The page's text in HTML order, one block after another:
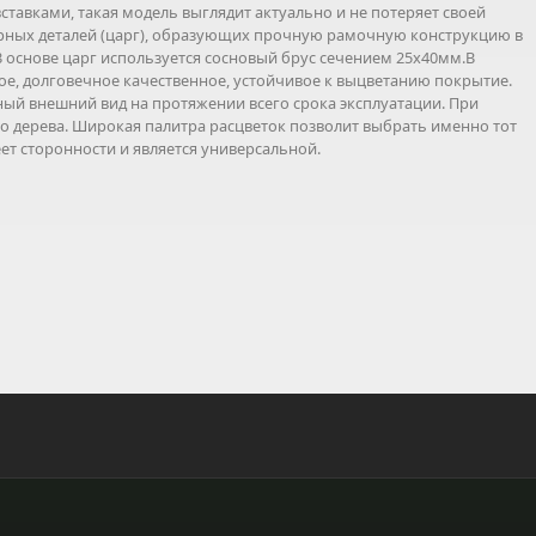
такая модель выглядит актуально и не потеряет своей
деталей (царг), образующих прочную рамочную конструкцию в
царг используется сосновый брус сечением 25х40мм.В
долговечное качественное, устойчивое к выцветанию покрытие.
внешний вид на протяжении всего срока эксплуатации. При
Широкая палитра расцветок позволит выбрать именно тот
сторонности и является универсальной.